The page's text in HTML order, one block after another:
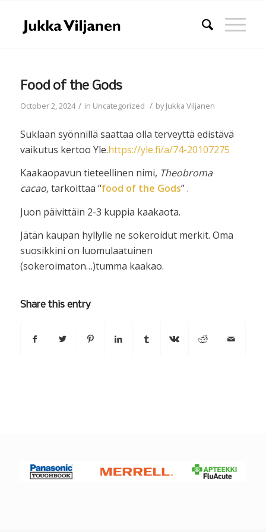
Food of the Gods
October 2, 2024 / in Uncategorized / byJukka Viljanen
Suklaan syönnillä saattaa olla terveyttä edistävä
vaikutus kertoo Yle.https://yle.fi/a/74-20107275
Kaakaopavun tieteellinen nimi, Theobroma
cacao,tarkoittaa “food of the Gods” .
Juon päivittäin 2-3 kuppia kaakaota.
Jätän kaupan hyllylle ne sokeroidut merkit. Oma
suosikkini on luomulaatuinen
(sokeroimaton…)tumma kaakao.
Share this entry